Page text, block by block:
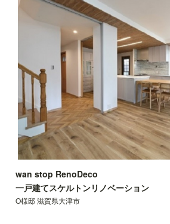
wan stop RenoDeco
一戸建てスケルトンリノベーション
O様邸 滋賀県大津市